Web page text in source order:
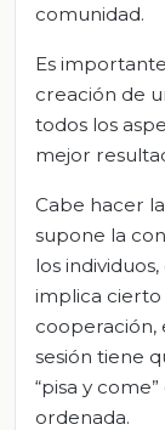
comunidad.
Es
creación de
todos los
mejor
Cabe hacer
supone la
los
implica
cooperación,
sesión tiene
“pisa y
ordenada.